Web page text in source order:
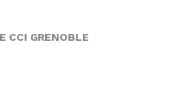
CCI GRENOBLE